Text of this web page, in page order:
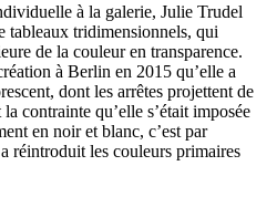
à la galerie, Julie Trudel
tableaux tridimensionnels, qui
de la couleur en transparence.
à Berlin en 2015 qu’elle a
dont les arrêtes projettent de
contrainte qu’elle s’était imposée
en noir et blanc, c’est par
réintroduit les couleurs primaires